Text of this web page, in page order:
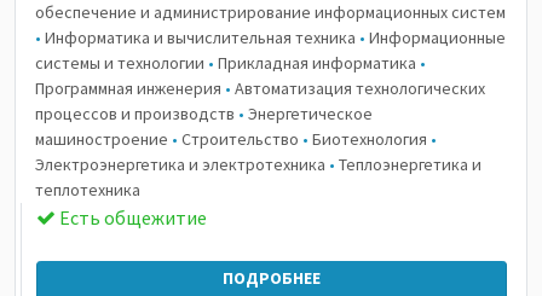
обеспечение и администрирование информационных систем
• Информатика и вычислительная техника • Информационные
системы и технологии • Прикладная информатика •
Программная инженерия • Автоматизация технологических
процессов и производств • Энергетическое
машиностроение • Строительство • Биотехнология •
Электроэнергетика и электротехника • Теплоэнергетика и
теплотехника
Есть общежитие
ПОДРОБНЕЕ